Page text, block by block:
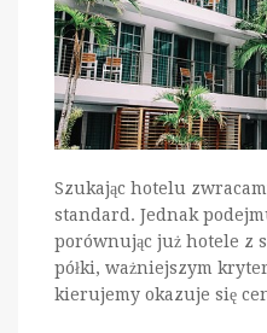
Szukając hotelu
standard. Jednak
porównując już hotele z
półki, ważniejszym
kierujemy okazuje się